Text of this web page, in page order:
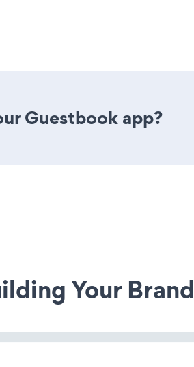
Guestbook app?
Your Brand